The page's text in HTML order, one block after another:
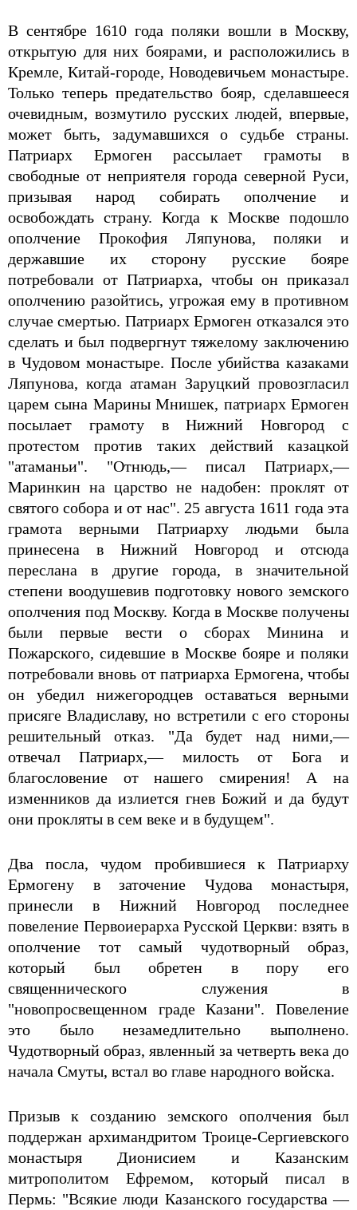
В сентябре 1610 года поляки вошли в Москву,
открытую для них боярами, и расположились в
Кремле, Китай-городе, Новодевичьем монастыре.
Только теперь предательство бояр, сделавшееся
очевидным, возмутило русских людей, впервые,
может быть, задумавшихся о судьбе страны.
Патриарх Ермоген рассылает грамоты в
свободные от неприятеля города северной Руси,
призывая народ собирать ополчение и
освобождать страну. Когда к Москве подошло
ополчение Прокофия Ляпунова, поляки и
державшие их сторону русские бояре
потребовали от Патриарха, чтобы он приказал
ополчению разойтись, угрожая ему в противном
случае смертью. Патриарх Ермоген отказался это
сделать и был подвергнут тяжелому заключению
в Чудовом монастыре. После убийства казаками
Ляпунова, когда атаман Заруцкий провозгласил
царем сына Марины Мнишек, патриарх Ермоген
посылает грамоту в Нижний Новгород с
протестом против таких действий казацкой
"атаманьи". "Отнюдь,— писал Патриарх,—
Маринкин на царство не надобен: проклят от
святого собора и от нас". 25 августа 1611 года эта
грамота верными Патриарху людьми была
принесена в Нижний Новгород и отсюда
переслана в другие города, в значительной
степени воодушевив подготовку нового земского
ополчения под Москву. Когда в Москве получены
были первые вести о сборах Минина и
Пожарского, сидевшие в Москве бояре и поляки
потребовали вновь от патриарха Ермогена, чтобы
он убедил нижегородцев оставаться верными
присяге Владиславу, но встретили с его стороны
решительный отказ. "Да будет над ними,—
отвечал Патриарх,— милость от Бога и
благословение от нашего смирения! А на
изменников да излиется гнев Божий и да будут
они прокляты в сем веке и в будущем".
Два посла, чудом пробившиеся к Патриарху
Ермогену в заточение Чудова монастыря,
принесли в Нижний Новгород последнее
повеление Первоиерарха Русской Церкви: взять в
ополчение тот самый чудотворный образ,
который был обретен в пору его
священнического служения в
"новопросвещенном граде Казани". Повеление
это было незамедлительно выполнено.
Чудотворный образ, явленный за четверть века до
начала Смуты, встал во главе народного войска.
Призыв к созданию земского ополчения был
поддержан архимандритом Троице-Сергиевского
монастыря Дионисием и Казанским
митрополитом Ефремом, который писал в
Пермь: "Всякие люди Казанского государства —